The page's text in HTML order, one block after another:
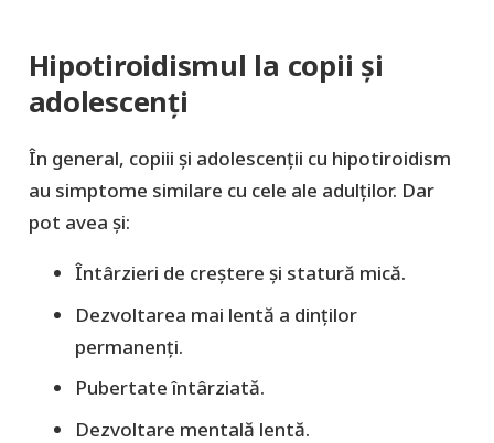
Hipotiroidismul la copii și
adolescenți
În general, copiii și adolescenții cu hipotiroidism
au simptome similare cu cele ale adulților. Dar
pot avea și:
Întârzieri de creștere și statură mică.
Dezvoltarea mai lentă a dinților
permanenți.
Pubertate întârziată.
Dezvoltare mentală lentă.